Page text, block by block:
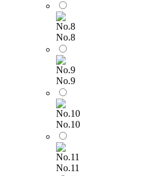
No.8
No.9
No.10
No.11